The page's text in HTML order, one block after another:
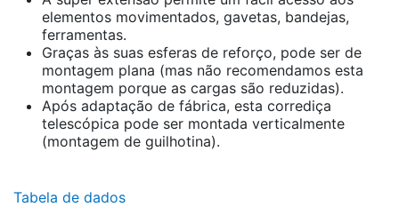
elementos movimentados, gavetas, bandejas,
ferramentas.
Graças às suas esferas de reforço, pode ser de
montagem plana (mas não recomendamos esta
montagem porque as cargas são reduzidas).
Após adaptação de fábrica, esta corrediça
telescópica pode ser montada verticalmente
(montagem de guilhotina).
Tabela de dados